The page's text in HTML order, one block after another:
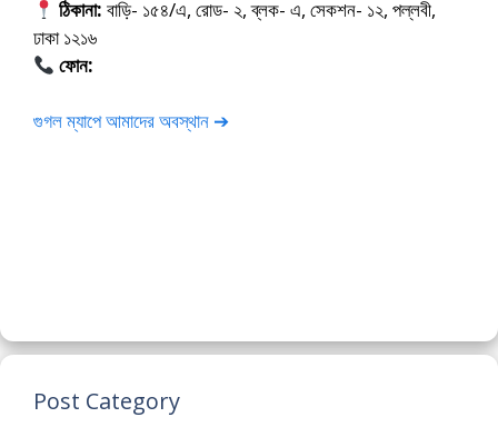
ঠিকানা: বাড়ি- ১৫৪/এ, রোড- ২, ব্লক- এ, সেকশন- ১২, পল্লবী,
ঢাকা ১২১৬
ফোন:
গুগল ম্যাপে আমাদের অবস্থান ➔
Post Category